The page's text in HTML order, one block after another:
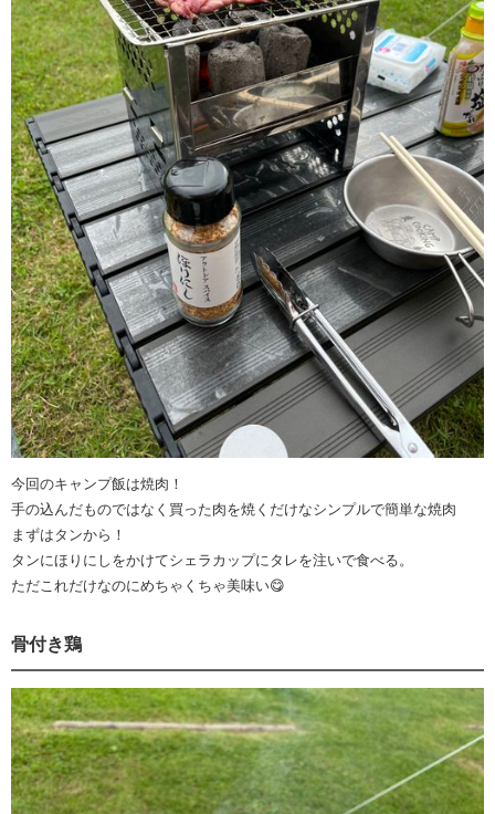
今回のキャンプ飯は焼肉！
手の込んだものではなく買った肉を焼くだけなシンプルで簡単な焼肉
まずはタンから！
タンにほりにしをかけてシェラカップにタレを注いで食べる。
ただこれだけなのにめちゃくちゃ美味い😋
骨付き鶏